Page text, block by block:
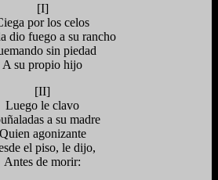
[I]
por los celos
dio fuego a su rancho
sin piedad
A su propio hijo
[II]
Luego le clavo
a su madre
Quien agonizante
el piso, le dijo,
Antes de morir: